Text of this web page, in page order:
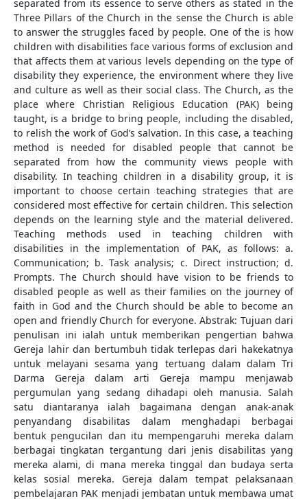
separated from its essence to serve others as stated in the
Three Pillars of the Church in the sense the Church is able
to answer the struggles faced by people. One of the is how
children with disabilities face various forms of exclusion and
that affects them at various levels depending on the type of
disability they experience, the environment where they live
and culture as well as their social class. The Church, as the
place where Christian Religious Education (PAK) being
taught, is a bridge to bring people, including the disabled,
to relish the work of God’s salvation. In this case, a teaching
method is needed for disabled people that cannot be
separated from how the community views people with
disability. In teaching children in a disability group, it is
important to choose certain teaching strategies that are
considered most effective for certain children. This selection
depends on the learning style and the material delivered.
Teaching methods used in teaching children with
disabilities in the implementation of PAK, as follows: a.
Communication; b. Task analysis; c. Direct instruction; d.
Prompts. The Church should have vision to be friends to
disabled people as well as their families on the journey of
faith in God and the Church should be able to become an
open and friendly Church for everyone. Abstrak: Tujuan dari
penulisan ini ialah untuk memberikan pengertian bahwa
Gereja lahir dan bertumbuh tidak terlepas dari hakekatnya
untuk melayani sesama yang tertuang dalam dalam Tri
Darma Gereja dalam arti Gereja mampu menjawab
pergumulan yang sedang dihadapi oleh manusia. Salah
satu diantaranya ialah bagaimana dengan anak-anak
penyandang disabilitas dalam menghadapi berbagai
bentuk pengucilan dan itu mempengaruhi mereka dalam
berbagai tingkatan tergantung dari jenis disabilitas yang
mereka alami, di mana mereka tinggal dan budaya serta
kelas sosial mereka. Gereja dalam tempat pelaksanaan
pembelajaran PAK menjadi jembatan untuk membawa umat